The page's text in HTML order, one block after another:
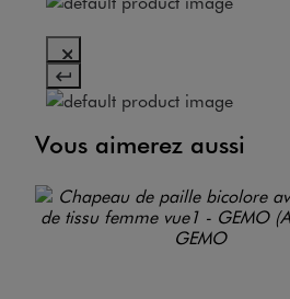
Vous aimerez aussi